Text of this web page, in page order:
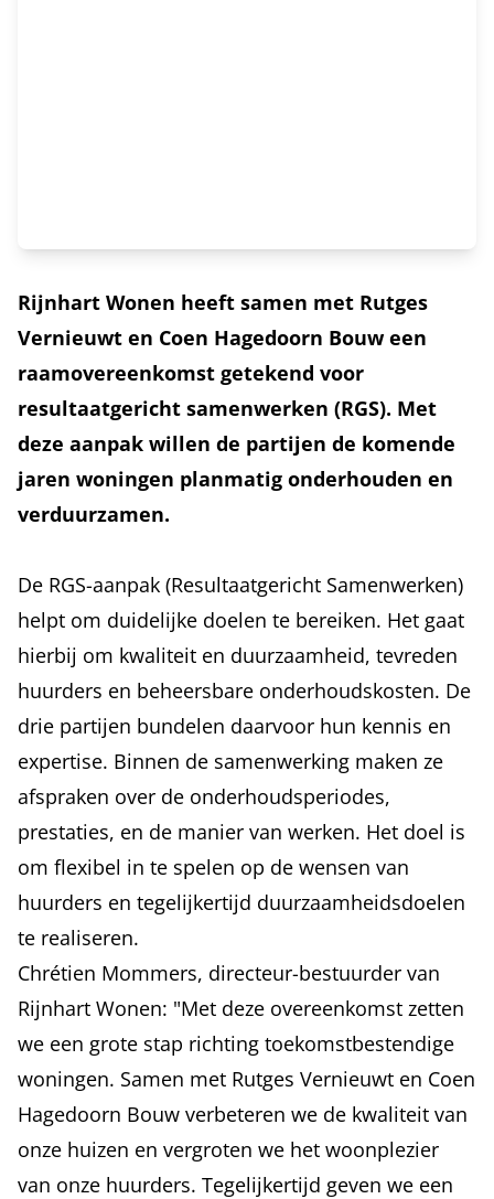
Rijnhart Wonen heeft samen met Rutges
Vernieuwt en Coen Hagedoorn Bouw een
raamovereenkomst getekend voor
resultaatgericht samenwerken (RGS). Met
deze aanpak willen de partijen de komende
jaren woningen planmatig onderhouden en
verduurzamen.
De RGS-aanpak (Resultaatgericht Samenwerken)
helpt om duidelijke doelen te bereiken. Het gaat
hierbij om kwaliteit en duurzaamheid, tevreden
huurders en beheersbare onderhoudskosten. De
drie partijen bundelen daarvoor hun kennis en
expertise. Binnen de samenwerking maken ze
afspraken over de onderhoudsperiodes,
prestaties, en de manier van werken. Het doel is
om flexibel in te spelen op de wensen van
huurders en tegelijkertijd duurzaamheidsdoelen
te realiseren.
Chrétien Mommers, directeur-bestuurder van
Rijnhart Wonen: "Met deze overeenkomst zetten
we een grote stap richting toekomstbestendige
woningen. Samen met Rutges Vernieuwt en Coen
Hagedoorn Bouw verbeteren we de kwaliteit van
onze huizen en vergroten we het woonplezier
van onze huurders. Tegelijkertijd geven we een